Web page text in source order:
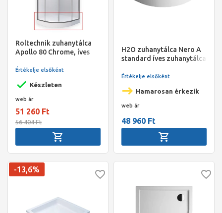
Roltechnik zuhanytálca
Apollo 80 Chrome, íves
Készleten
Értékelje elsőként
web ár
51 260 Ft
56 404 Ft
H2O zuhanytálca Nero A
standard íves zuhanytálca
Hamarosan érkezik
Értékelje elsőként
web ár
48 960 Ft
-13,6%